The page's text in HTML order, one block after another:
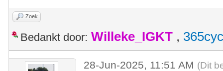
Zoek
Bedankt door: Willeke_IGKT ,
28-Jun-2025, 11:51 AM (Dit